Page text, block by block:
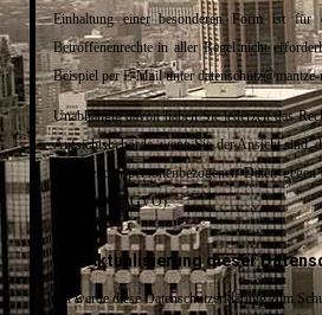
Einhaltung einer besonderen Form ist für
Betroffenenrechte in aller Regel nicht
Beispiel per E-Mail unter
Unabhängig davon haben Sie jederzeit das
Aufsichtsbehörde, wenn Sie der Ansicht sind,
betreffenden personenbezogenen Daten
77 Abs. 1 DSGVO).
VIII. Aktualisierung dieser
Ich werde diese Datenschutzerklärung zum